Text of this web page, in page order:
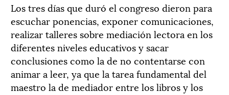
Los tres días que duró el congreso dieron para
escuchar ponencias, exponer comunicaciones,
realizar talleres sobre mediación lectora en los
diferentes niveles educativos y sacar
conclusiones como la de no contentarse con
animar a leer, ya que la tarea fundamental del
maestro la de mediador entre los libros y los